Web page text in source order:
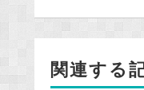
o
o
関連する